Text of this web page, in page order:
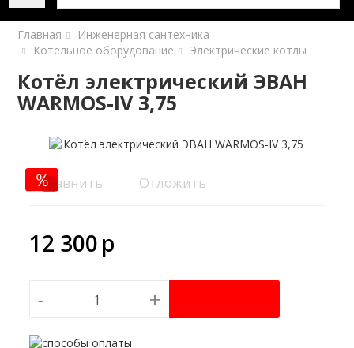
Главная
Инженерная сантехника
Котельное оборудование
Электрические котлы
Котёл электрический ЭВАН
WARMOS-IV 3,75
Сравнить Отложить
12 300p
- +